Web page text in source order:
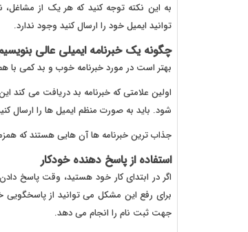
به این نکته توجه کنید که هر یک از
توانید ایمیل خود را ارسال کنید وجود ندارد.
چگونه یک خبرنامه ایمیلی عالی
بهتر است در مورد خبرنامه خوب و بد کمی با
اولین علامتی که خبرنامه بد دریافت می
شود. باید به صورت منظم ایمیل ها را ارسال
جذاب ترین خبرنامه ها آن هایی هستند که
استفاده از پاسخ دهنده خودکار
اگر در ابتدای کار خود هستید، وقت پاسخ
برای رفع این مشکل می توانید از پاسخگویی
جهت ثبت نام را انجام می دهد.